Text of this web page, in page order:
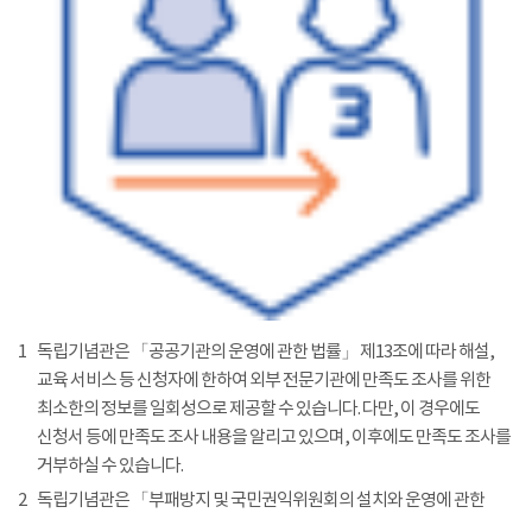
1 독립기념관은 「공공기관의 운영에 관한 법률」 제13조에 따라 해설,
교육 서비스 등 신청자에 한하여 외부 전문기관에 만족도 조사를 위한
최소한의 정보를 일회성으로 제공할 수 있습니다. 다만, 이 경우에도
신청서 등에 만족도 조사 내용을 알리고 있으며, 이후에도 만족도 조사를
거부하실 수 있습니다.
2 독립기념관은 「부패방지 및 국민권익위원회의 설치와 운영에 관한